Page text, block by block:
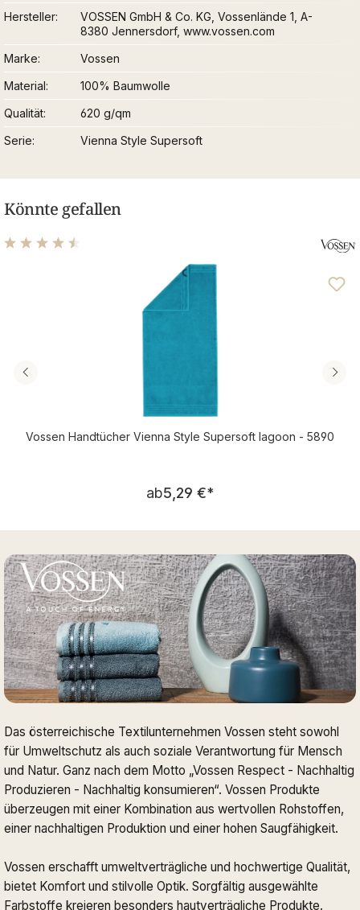
Hersteller
VOSSEN GmbH & Co. KG, Vossenlände 1, A-
8380 Jennersdorf, www.vossen.com
Marke
Vossen
Material
100% Baumwolle
Qualität
620 g/qm
Serie
Vienna Style Supersoft
Könnte gefallen
Durchschnittliche Bewertung von 4.46 von 5 Sternen
Vossen Handtücher Vienna Style Supersoft lagoon - 5890
Regulärer Preis:
ab5,29 €*
Das österreichische Textilunternehmen Vossen steht sowohl
für Umweltschutz als auch soziale Verantwortung für Mensch
und Natur. Ganz nach dem Motto „Vossen Respect - Nachhaltig
Produzieren - Nachhaltig konsumieren“. Vossen Produkte
überzeugen mit einer Kombination aus wertvollen Rohstoffen,
einer nachhaltigen Produktion und einer hohen Saugfähigkeit.
Vossen erschafft umweltverträgliche und hochwertige Qualität,
bietet Komfort und stilvolle Optik. Sorgfältig ausgewählte
Farbstoffe kreieren besonders hautverträgliche Produkte.